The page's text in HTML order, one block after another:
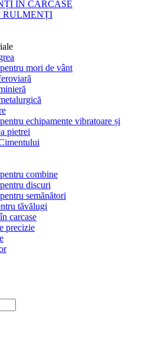
ÎN CARCASE
RULMENȚI
mori de vânt
echipamente vibratoare și
pietrei
combine
discuri
semănători
tăvălugi
carcase
precizie